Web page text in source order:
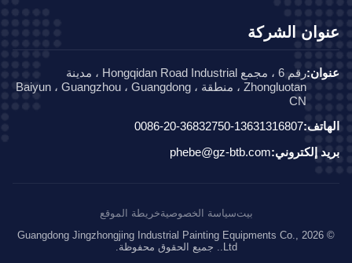
الشركة
رقم 6 ، مجمع Hongqidan Road Industrial ، مدينة
Zhongluotan ، منطقة Baiyun ، Guangzhou ، Guangdong ،
0086-20-36832750-13631316807
إلكتروني: phebe@gz-btb.com
سياسة الخصوصيةخريطة الموقع
© 2026 Guangdong Jingzhongjing Industrial Painting Equipments Co.,